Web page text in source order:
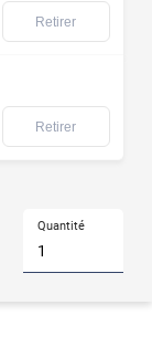
Retirer
Retirer
Quantité